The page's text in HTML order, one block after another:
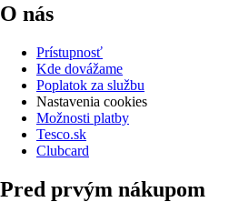
O nás
Prístupnosť
Kde dovážame
Poplatok za službu
Nastavenia cookies
Možnosti platby
Tesco.sk
Clubcard
Pred prvým nákupom